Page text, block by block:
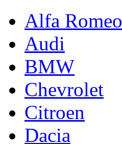
Alfa Romeo
Audi
BMW
Chevrolet
Citroen
Dacia